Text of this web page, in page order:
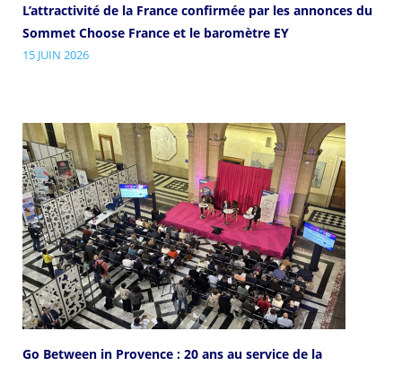
L’attractivité de la France confirmée par les annonces du
Sommet Choose France et le baromètre EY
15 JUIN 2026
Go Between in Provence : 20 ans au service de la